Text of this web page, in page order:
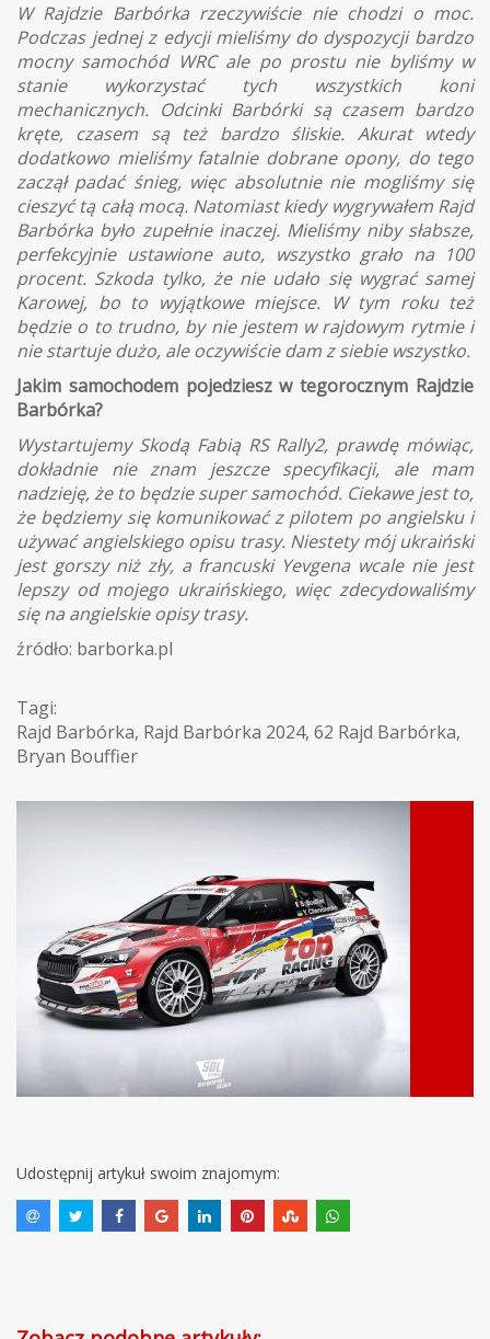
W Rajdzie Barbórka rzeczywiście nie chodzi o moc.
Podczas jednej z edycji mieliśmy do dyspozycji bardzo
mocny samochód WRC ale po prostu nie byliśmy w
stanie wykorzystać tych wszystkich koni
mechanicznych. Odcinki Barbórki są czasem bardzo
kręte, czasem są też bardzo śliskie. Akurat wtedy
dodatkowo mieliśmy fatalnie dobrane opony, do tego
zaczął padać śnieg, więc absolutnie nie mogliśmy się
cieszyć tą całą mocą. Natomiast kiedy wygrywałem Rajd
Barbórka było zupełnie inaczej. Mieliśmy niby słabsze,
perfekcyjnie ustawione auto, wszystko grało na 100
procent. Szkoda tylko, że nie udało się wygrać samej
Karowej, bo to wyjątkowe miejsce. W tym roku też
będzie o to trudno, by nie jestem w rajdowym rytmie i
nie startuje dużo, ale oczywiście dam z siebie wszystko.
Jakim samochodem pojedziesz w tegorocznym Rajdzie
Barbórka?
Wystartujemy Skodą Fabią RS Rally2, prawdę mówiąc,
dokładnie nie znam jeszcze specyfikacji, ale mam
nadzieję, że to będzie super samochód. Ciekawe jest to,
że będziemy się komunikować z pilotem po angielsku i
używać angielskiego opisu trasy. Niestety mój ukraiński
jest gorszy niż zły, a francuski Yevgena wcale nie jest
lepszy od mojego ukraińskiego, więc zdecydowaliśmy
się na angielskie opisy trasy.
źródło: barborka.pl
Tagi:
Rajd Barbórka, Rajd Barbórka 2024, 62 Rajd Barbórka,
Bryan Bouffier
Udostępnij artykuł swoim znajomym: